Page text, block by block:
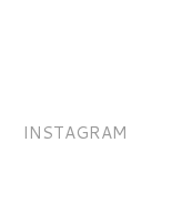
INSTAGRAM